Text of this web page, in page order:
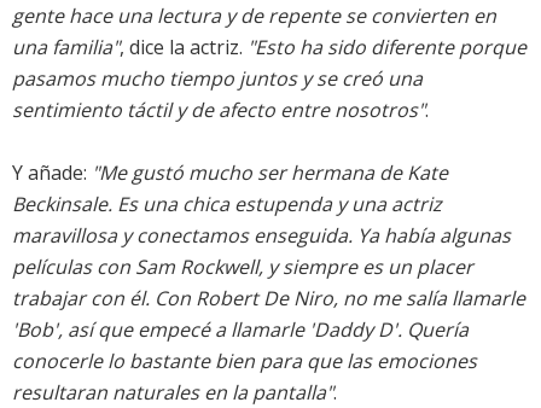
gente hace una lectura y de repente se convierten en
una familia", dice la actriz. "Esto ha sido diferente porque
pasamos mucho tiempo juntos y se creó una
sentimiento táctil y de afecto entre nosotros".
Y añade: "Me gustó mucho ser hermana de Kate
Beckinsale. Es una chica estupenda y una actriz
maravillosa y conectamos enseguida. Ya había algunas
películas con Sam Rockwell, y siempre es un placer
trabajar con él. Con Robert De Niro, no me salía llamarle
'Bob', así que empecé a llamarle 'Daddy D'. Quería
conocerle lo bastante bien para que las emociones
resultaran naturales en la pantalla".